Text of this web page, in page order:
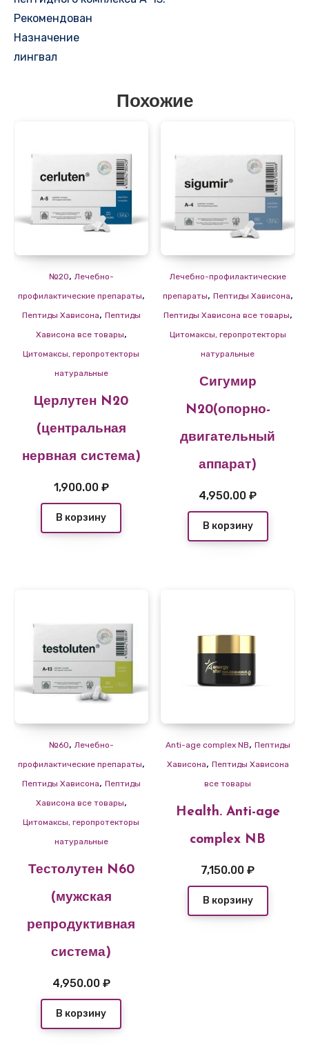
Рекомендован
Назначение
лингвал
Похожие
№20, Лечебно-
профилактические препараты,
Пептиды Хависона, Пептиды
Хависона все товары,
Цитомаксы, геропротекторы
натуральные
Церлутен N20
(центральная
нервная система)
1,900.00 ₽
В корзину
Лечебно-профилактические
препараты, Пептиды Хависона,
Пептиды Хависона все товары,
Цитомаксы, геропротекторы
натуральные
Сигумир
N20(опорно-
двигательный
аппарат)
4,950.00₽
В корзину
№60, Лечебно-
профилактические препараты,
Пептиды Хависона, Пептиды
Хависона все товары,
Цитомаксы, геропротекторы
натуральные
Тестолутен N60
(мужская
репродуктивная
система)
4,950.00 ₽
В корзину
Anti-age complex NB, Пептиды
Хависона, Пептиды Хависона
все товары
Health. Anti-age
complex NB
7,150.00₽
В корзину